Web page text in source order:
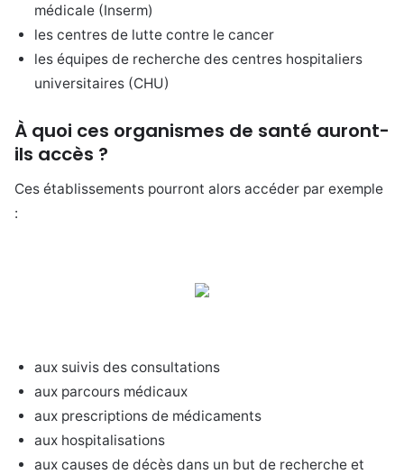
médicale (Inserm)
les centres de lutte contre le cancer
les équipes de recherche des centres hospitaliers
universitaires (CHU)
À quoi ces organismes de santé auront-
ils accès ?
Ces établissements pourront alors accéder par exemple
:
aux suivis des consultations
aux parcours médicaux
aux prescriptions de médicaments
aux hospitalisations
aux causes de décès dans un but de recherche et